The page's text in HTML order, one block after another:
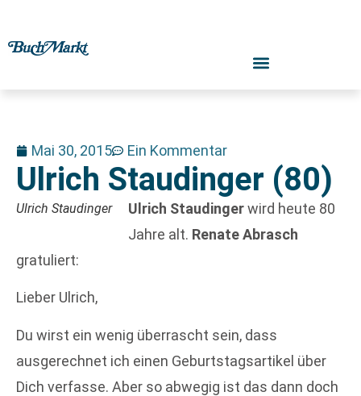
Mai 30, 2015 Ein Kommentar
Ulrich Staudinger (80)
Ulrich Staudinger Ulrich Staudingerwird heute 80
Jahre alt. Renate Abrasch
gratuliert:
Lieber Ulrich,
Du wirst ein wenig überrascht sein, dass
ausgerechnet ich einen Geburtstagsartikel über
Dich verfasse. Aber so abwegig ist das dann doch